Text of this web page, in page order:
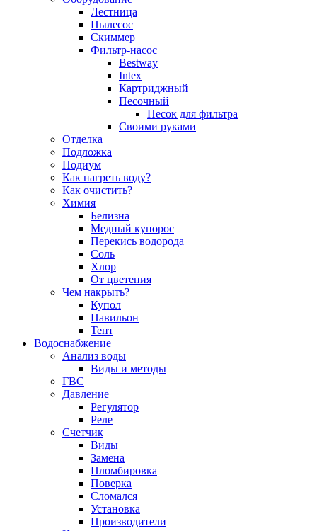
Лестница
Пылесос
Скиммер
Фильтр-насос
Bestway
Intex
Картриджный
Песочный
Песок для фильтра
Своими руками
Отделка
Подложка
Подиум
Как нагреть воду?
Как очистить?
Химия
Белизна
Медный купорос
Перекись водорода
Соль
Хлор
От цветения
Чем накрыть?
Купол
Павильон
Тент
Водоснабжение
Анализ воды
Виды и методы
ГВС
Давление
Регулятор
Реле
Счетчик
Виды
Замена
Пломбировка
Поверка
Сломался
Установка
Производители